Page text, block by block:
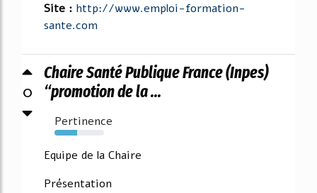
Site : http://www.emploi-formation-
sante.com
0
Chaire Santé Publique France (Inpes)
“promotion de la ...
Pertinence
46%
Equipe de la Chaire
Présentation